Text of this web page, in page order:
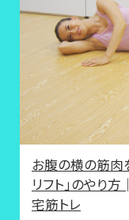
お腹の横の筋肉
リフト」のやり
宅筋トレ